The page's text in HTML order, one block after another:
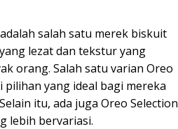
salah satu merek biskuit
lezat dan tekstur yang
orang. Salah satu varian Oreo
yang ideal bagi mereka
itu, ada juga Oreo Selection
lebih bervariasi.